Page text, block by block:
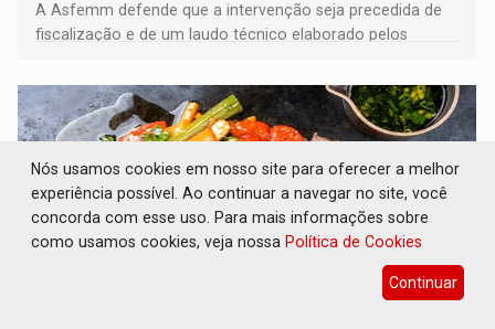
A Asfemm defende que a intervenção seja precedida de
fiscalização e de um laudo técnico elaborado pelos
Nós usamos cookies em nosso site para oferecer a melhor
experiência possível. Ao continuar a navegar no site, você
concorda com esse uso. Para mais informações sobre
como usamos cookies, veja nossa Política de Cookies
Continuar